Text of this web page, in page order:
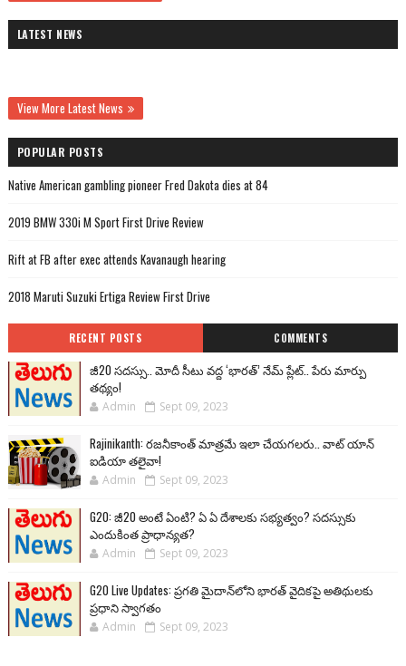
LATEST NEWS
View More Latest News
POPULAR POSTS
Native American gambling pioneer Fred Dakota dies at 84
2019 BMW 330i M Sport First Drive Review
Rift at FB after exec attends Kavanaugh hearing
2018 Maruti Suzuki Ertiga Review First Drive
RECENT POSTS COMMENTS
జీ20 సదస్సు.. మోదీ సీటు వద్ద ‘భారత్’ నేమ్ ప్లేట్‌.. పేరు మార్పు
తథ్యం!
Admin Sept 09, 2023
Rajinikanth: రజనీకాంత్ మాత్రమే ఇలా చేయగలరు.. వాట్ యాన్
ఐడియా తలైవా!
Admin Sept 09, 2023
G20: జీ20 అంటే ఏంటి? ఏ ఏ దేశాలకు సభ్యత్వం? సదస్సుకు
ఎందుకింత ప్రాధాన్యత?
Admin Sept 09, 2023
G20 Live Updates: ప్రగతి మైదాన్‌లోని భారత్ వైదికపై అతిథులకు
ప్రధాని స్వాగతం
Admin Sept 09, 2023